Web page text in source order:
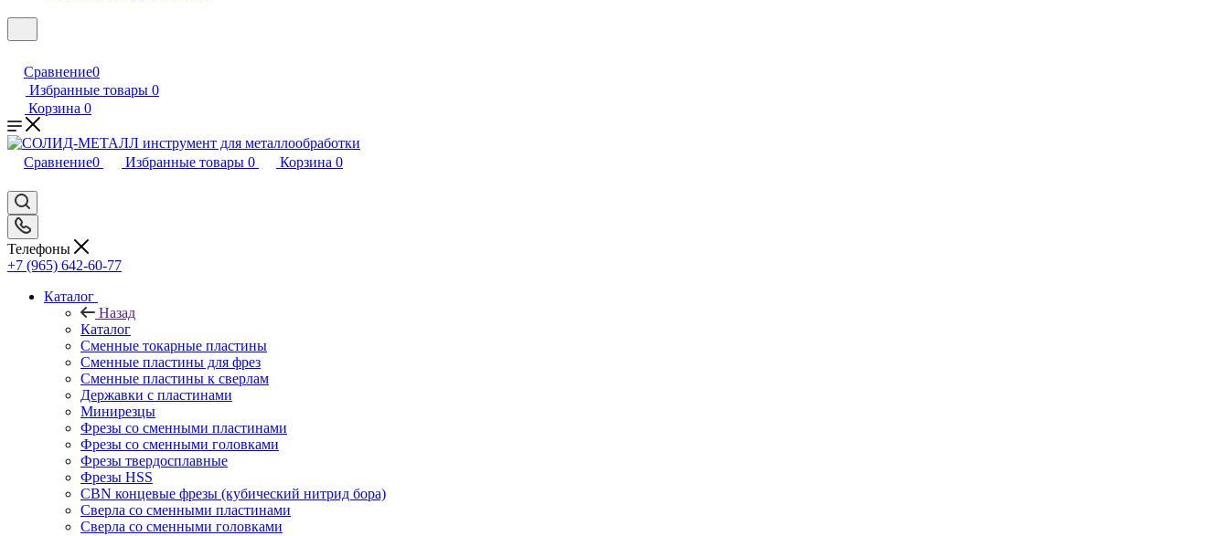
Сравнение0
Избранные товары 0
Корзина 0
Сравнение0 Избранные товары 0 Корзина 0
Телефоны
+7 (965) 642-60-77
Каталог
Назад
Каталог
Сменные токарные пластины
Сменные пластины для фрез
Сменные пластины к сверлам
Державки с пластинами
Минирезцы
Фрезы со сменными пластинами
Фрезы со сменными головками
Фрезы твердосплавные
Фрезы HSS
CBN концевые фрезы (кубический нитрид бора)
Сверла со сменными пластинами
Сверла со сменными головками